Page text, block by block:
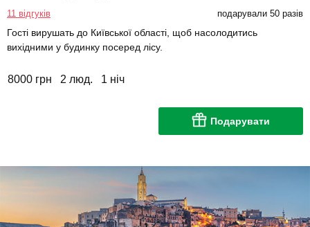
11 відгуків подарували 50 разів
Гості вирушать до Київської області, щоб насолодитись
вихідними у будинку посеред лісу.
8000 грн 2 люд. 1 ніч
Подарувати